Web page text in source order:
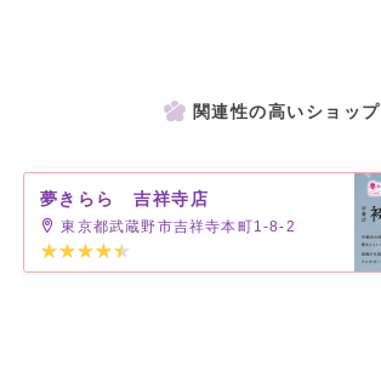
関連性の高いショップ
夢きらら 吉祥寺店
東京都武蔵野市吉祥寺本町1-8-2